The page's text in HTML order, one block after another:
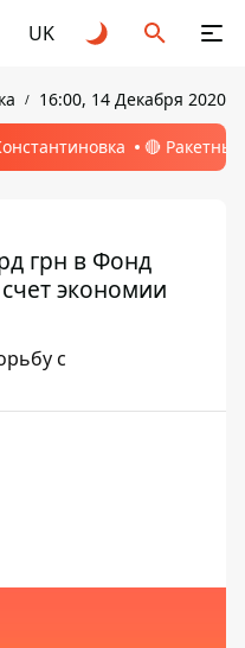
UK
16:00, 14 Декабря 2020
🔴
грн в Фонд
экономии
с